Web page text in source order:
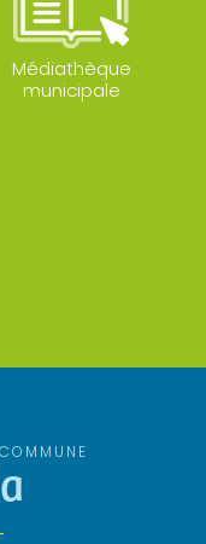
Médiathèque
municipale